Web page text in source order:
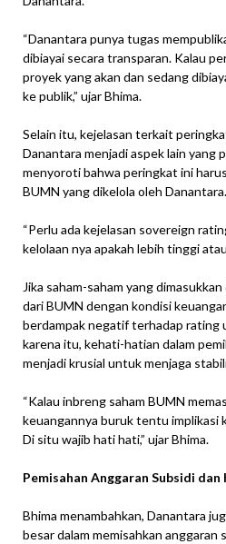
“Danantara punya tugas
dibiayai secara transparan. Kalau
proyek yang akan dan sedang
ke publik,” ujar Bhima.
Selain itu, kejelasan terkait
Danantara menjadi aspek lain yang
menyoroti bahwa peringkat ini
BUMN yang dikelola oleh Danantara.
“Perlu ada kejelasan sovereign
kelolaan nya apakah lebih tinggi
Jika saham-saham yang
dari BUMN dengan kondisi
berdampak negatif terhadap rating
karena itu, kehati-hatian dalam
menjadi krusial untuk menjaga
“Kalau inbreng saham BUMN
keuangannya buruk tentu implikasi
Di situ wajib hati hati,” ujar Bhima.
Pemisahan Anggaran Subsidi dan
Bhima menambahkan, Danantara
besar dalam memisahkan anggaran